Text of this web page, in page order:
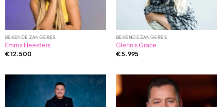
BEKENDE ZANGERES
Emma Heesters
€12.500
BEKENDE ZANGERES
Glennis Grace
€5.995